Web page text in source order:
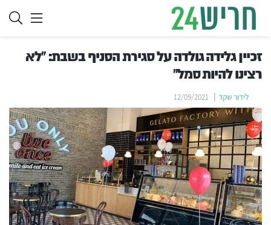
זכיין גלידה גולדה על סגירת הסניף בשבת: "לא
רצינו להיות סמל"
לידור שקד 12/09/2021